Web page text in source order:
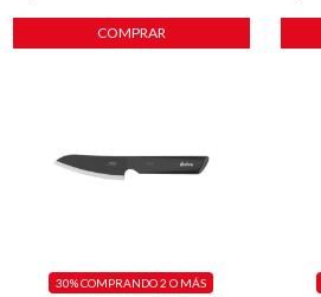
COMPRAR
30%COMPRANDO 2 O MÁS